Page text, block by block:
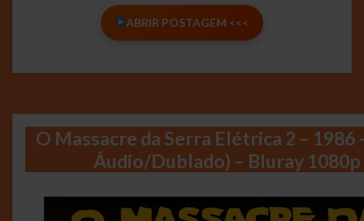
ABRIR POSTAGEM <<<
O Massacre da Serra Elétrica 2 – 1986
Áudio/Dublado) – Bluray 1080p